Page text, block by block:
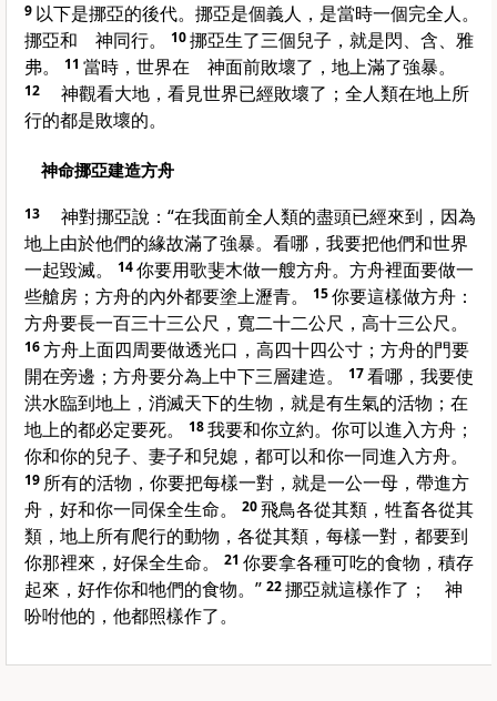
9 以下是挪亞的後代。挪亞是個義人，是當時一個完全人。
挪亞和 神同行。
10挪亞生了三個兒子，就是閃、含、雅
弗。
11 當時，世界在 神面前敗壞了，地上滿了強暴。
12
神觀看大地，看見世界已經敗壞了；全人類在地上所
行的都是敗壞的。
神命挪亞建造方舟
13
神對挪亞說：“在我面前全人類的盡頭已經來到，因為
地上由於他們的緣故滿了強暴。看哪，我要把他們和世界
一起毀滅。
14你要用歌斐木做一艘方舟。方舟裡面要做一
些艙房；方舟的內外都要塗上瀝青。
15你要這樣做方舟：
方舟要長一百三十三公尺，寬二十二公尺，高十三公尺。
16方舟上面四周要做透光口，高四十四公寸；方舟的門要
開在旁邊；方舟要分為上中下三層建造。
17看哪，我要使
洪水臨到地上，消滅天下的生物，就是有生氣的活物；在
地上的都必定要死。
18我要和你立約。你可以進入方舟；
你和你的兒子、妻子和兒媳，都可以和你一同進入方舟。
19 所有的活物，你要把每樣一對，就是一公一母，帶進方
舟，好和你一同保全生命。
20飛鳥各從其類，牲畜各從其
類，地上所有爬行的動物，各從其類，每樣一對，都要到
你那裡來，好保全生命。
21 你要拿各種可吃的食物，積存
起來，好作你和牠們的食物。” 22挪亞就這樣作了； 神
吩咐他的，他都照樣作了。